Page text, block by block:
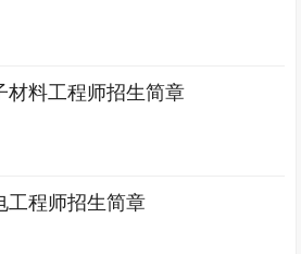
材料工程师招生简章
工程师招生简章